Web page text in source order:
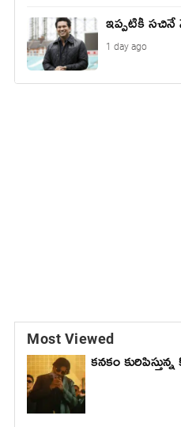
ఇప్పటికీ సచినే
1 day ago
Most Viewed
కనకం